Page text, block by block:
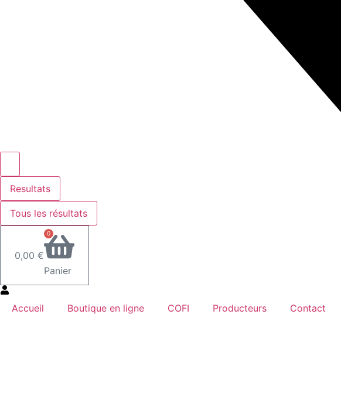
Resultats
Tous les résultats
0,00 €
0
Panier
Accueil Boutique en ligne COFI Producteurs Contact